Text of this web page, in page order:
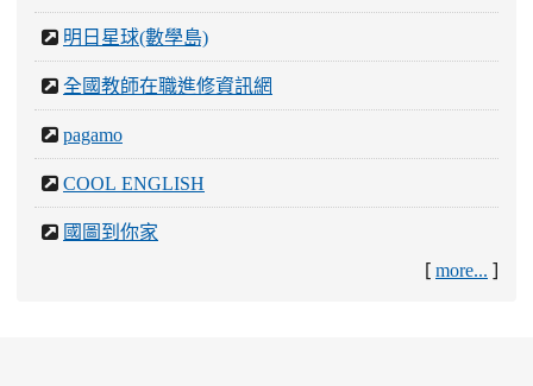
明日星球(數學島)
全國教師在職進修資訊網
pagamo
COOL ENGLISH
國圖到你家
[ more... ]